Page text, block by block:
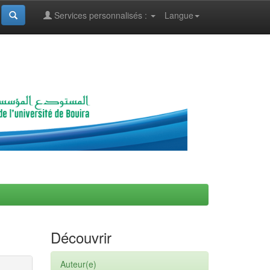
Langue
Services personnalisés :
Découvrir
Auteur(e)